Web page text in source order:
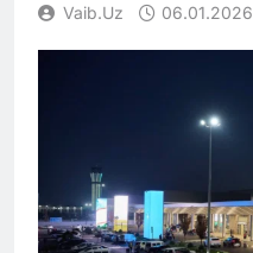
Vaib.uz 06.01.2026